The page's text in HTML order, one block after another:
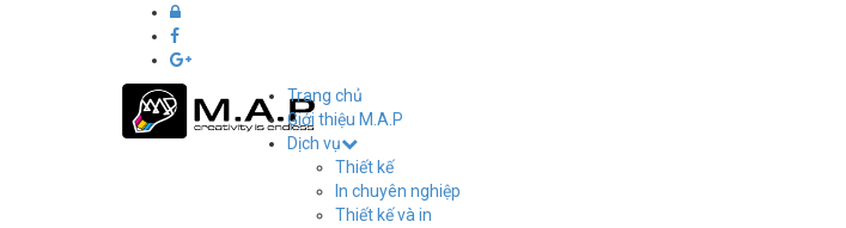
Trang chủ
Giới thiệu M.A.P
Dịch vụ
Thiết kế
In chuyên nghiệp
Thiết kế và in